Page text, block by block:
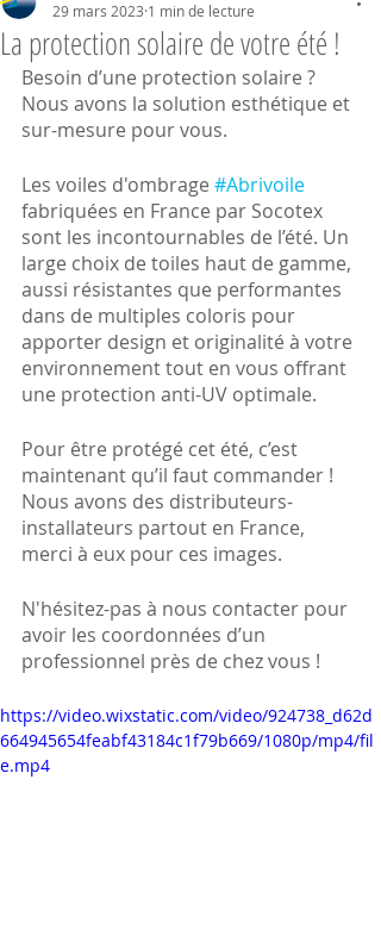
La protection solaire de votre été !
29 mars 2023 1 min de lecture
Besoin d’une protection solaire ?
Nous avons la solution esthétique et
sur-mesure pour vous.
Les voiles d'ombrage #Abrivoile
fabriquées en France par Socotex
sont les incontournables de l’été. Un
large choix de toiles haut de gamme,
aussi résistantes que performantes
dans de multiples coloris pour
apporter design et originalité à votre
environnement tout en vous offrant
une protection anti-UV optimale.
Pour être protégé cet été, c’est
maintenant qu’il faut commander !
Nous avons des distributeurs-
installateurs partout en France,
merci à eux pour ces images.
N'hésitez-pas à nous contacter pour
avoir les coordonnées d’un
professionnel près de chez vous !
https://video.wixstatic.com/video/924738_d62d
664945654feabf43184c1f79b669/1080p/mp4/fil
e.mp4